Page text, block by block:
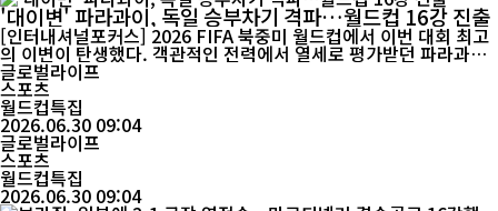
'대이변' 파라과이, 독일 승부차기 격파…월드컵 16강 진출
[인터내셔널포커스] 2026 FIFA 북중미 월드컵에서 이번 대회 최고
의 이변이 탄생했다. 객관적인 전력에서 열세로 평가받던 파라과이
가 독일을 승부차기 끝에 제압하며 극적으로 16강 진출에 성공했다.
파라과이는 30일(한국시간) 미국 매사추세츠주 폭스버러 질레트 스
타디움에서 열린 월드컵 32강전에서 독일과 연장전까지 1-1로 맞선
뒤 승부차기에서 4-3으로 승리했다. FIFA 랭킹 41위의 ...
글로벌라이프
스포츠
월드컵특집
2026.06.30 09:04
글로벌라이프
스포츠
월드컵특집
2026.06.30 09:04